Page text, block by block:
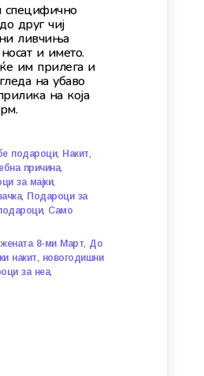
специфично
друг чиј
ливчиња
и името.
им прилега и
на убаво
на која
подароци, Накит,
причина,
за мајки,
, Подароци за
, Само
8-ми Март, До
накит, новогодишни
за неа,